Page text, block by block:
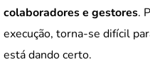
colaboradores e gestores.
execução, torna-se difícil
está dando certo.